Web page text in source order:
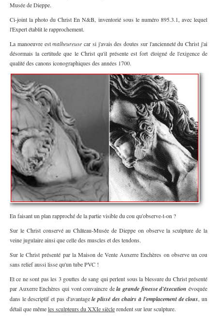
Musée de Dieppe.
Ci-joint la photo du Christ En N&B, inventorié sous le numéro 895.3.1, avec lequel
l'Expert établit le rapprochement.
La manoeuvre estmalheureuse car si j'avais des doutes sur l'ancienneté du Christ j'ai
désormais la certitude que le Christ qu'il présente est fort éloigné de l'exigence de
qualité des canons iconographiques des années 1700.
En faisant un plan rapproché de la partie visible du cou qu'observe-t-on ?
Sur le Christ conservé au Château-Musée de Dieppe on observe la sculpture de la
veine jugulaire ainsi que celle des muscles et des tendons.
Sur le Christ présenté par la Maison de Vente Auxerre Enchères on observe un cou
sans relief aussi lisse qu'un tube PVC !
Et ce ne sont pas les 3 gouttes de sang qui perlent sous la blessure du Christ présenté
par Auxerre Enchères qui vont convaincre dela grande finesse d'éxecution évoquée
dans le descriptif et pas d'avantagele plissé des chairs à l'emplacement de clous, un
détail que mêmeles sculpteurs du XXIe sièclerendent sur leur sculpture.